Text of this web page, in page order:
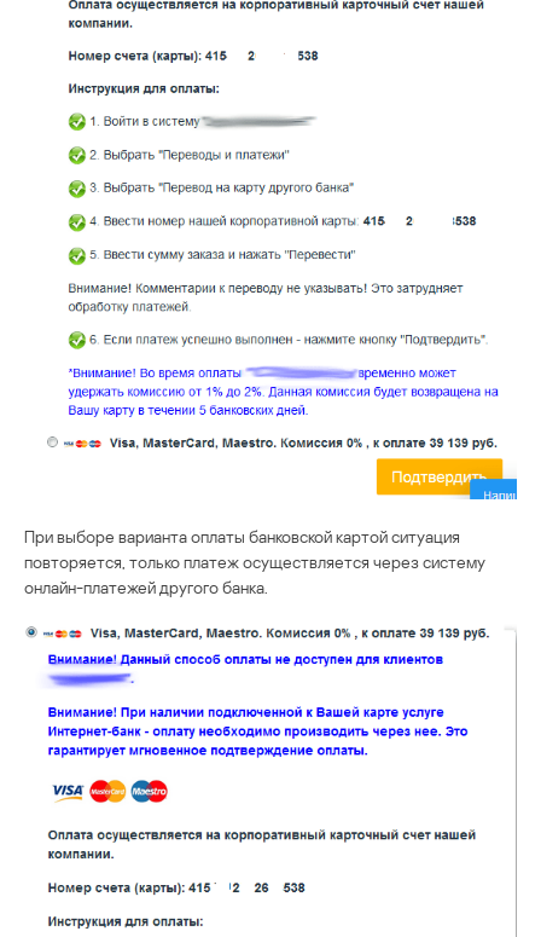
При выборе варианта оплаты банковской картой ситуация
повторяется, только платеж осуществляется через систему
онлайн-платежей другого банка.